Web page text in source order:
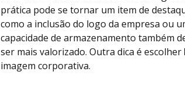
prática pode se tornar um item de
como a inclusão do logo da empresa ou
capacidade de armazenamento também
ser mais valorizado. Outra dica é escolher
imagem corporativa.